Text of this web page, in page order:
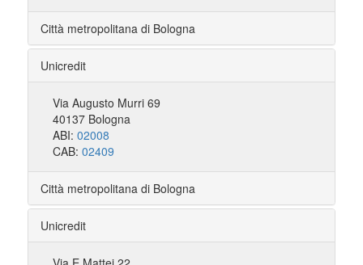
Città metropolitana di Bologna
Unicredit
Via Augusto Murri 69
40137 Bologna
ABI: 02008
CAB: 02409
Città metropolitana di Bologna
Unicredit